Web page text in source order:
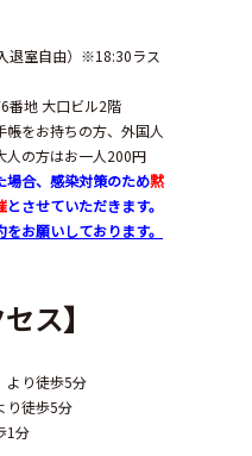
退室自由）※18:30ラス
番地 大口ビル2階
帳をお持ちの方、外国人
人の方はお一人200円
合、感染対策のため黙
とさせていただきます。
をお願いしております。
ス】
より徒歩5分
り徒歩5分
1分